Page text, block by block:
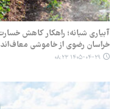
خراسان رضوی از خاموشی معاف‌اند
۱۴۰۵-۰۴-۲۹ ۰۸:۲۳